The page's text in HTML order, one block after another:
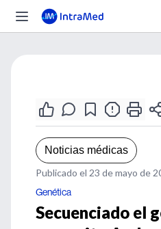
Noticias médicas
Publicado el 23 de mayo de
Genética
Secuenciado el